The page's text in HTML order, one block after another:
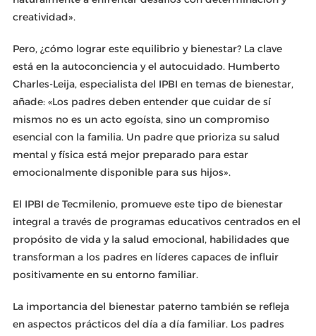
creatividad».
Pero, ¿cómo lograr este equilibrio y bienestar? La clave
está en la autoconciencia y el autocuidado. Humberto
Charles-Leija, especialista del IPBI en temas de bienestar,
añade: «Los padres deben entender que cuidar de sí
mismos no es un acto egoísta, sino un compromiso
esencial con la familia. Un padre que prioriza su salud
mental y física está mejor preparado para estar
emocionalmente disponible para sus hijos».
El IPBI de Tecmilenio, promueve este tipo de bienestar
integral a través de programas educativos centrados en el
propósito de vida y la salud emocional, habilidades que
transforman a los padres en líderes capaces de influir
positivamente en su entorno familiar.
La importancia del bienestar paterno también se refleja
en aspectos prácticos del día a día familiar. Los padres